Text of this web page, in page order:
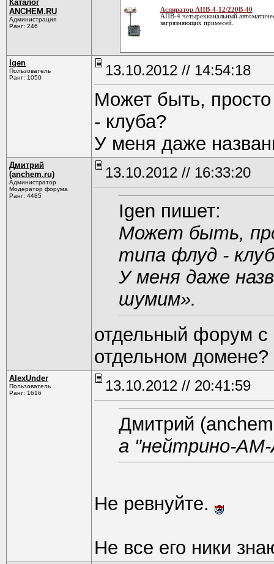
Каталог
ANCHEM.RU
Администрация
Ранг: 246
Аспиратор АПВ-4-12/220В-40
АПВ-4 четырехканальный
загрязняющих примесей.
Igen
Пользователь
Ранг: 1050
13.10.2012 // 14:54:18
Может быть,
- клуба?
У меня даже
Дмитрий
(anchem.ru)
Администратор
Модератор форума
Ранг: 4485
13.10.2012 // 16:33:20
Igen пишет:
Может быть,
типа флуд -
У меня даже
шумим».
отдельный форум с
отдельном домене?
AlexUnder
Пользователь
Ранг: 1616
13.10.2012 // 20:41:59
Дмитрий
а "нейтрино-
Не ревнуйте.
Не все его ники